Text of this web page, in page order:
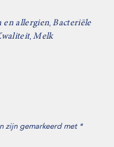
en allergien Bacteriële
, Melk
zijn gemarkeerd met *